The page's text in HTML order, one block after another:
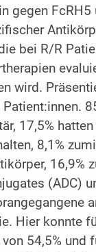
gegen FcRH5
bei R/R
wird.
17,5%
8,1%
16,9%
(ADC)
Hier konnte
54,5% und